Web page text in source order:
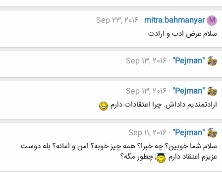
M
mitra.bahmanyar
Sep 23, 2016
سلام عرض ادب و ارادت
"Pejman"
Sep 13, 2016
"Pejman"
Sep 13, 2016
ارادتمندیم داداش. چرا اعتقادات دارم
"Pejman"
Sep 11, 2016
سلام شما خوبین؟ چه خبرا؟ همه چیز خوبه؟ امن و امانه؟ بله دوست
عزیزم اعتقاد دارم
چطور مگه؟